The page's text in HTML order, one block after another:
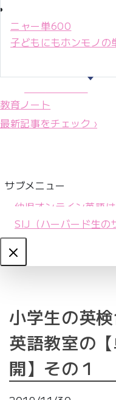
ニャー単600
子どもにもホンモノの
教育ノート
最新記事をチェック ›
サブメニュー
幼児オンライン英語
SIJ（ハーバード生の
Close
小学生の英
英語教室の
開】その１